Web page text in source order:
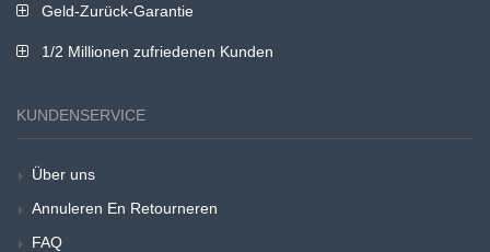
Geld-Zurück-Garantie
1/2 Millionen zufriedenen Kunden
KUNDENSERVICE
Über uns
Annuleren En Retourneren
FAQ